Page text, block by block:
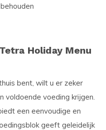
Holiday Menu
bent, wilt u er zeker
voldoende voeding krijgen.
een eenvoudige en
geeft geleidelijk